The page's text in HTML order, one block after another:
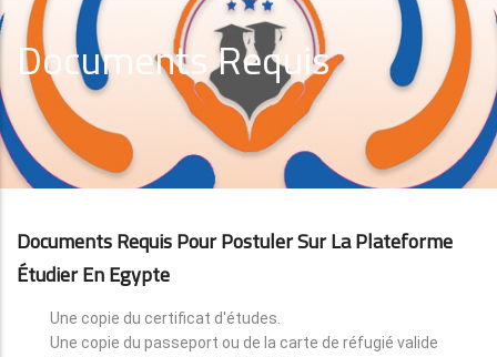
Documents Requis
Documents Requis Pour Postuler Sur La Plateforme
Étudier En Egypte
Une copie du certificat d'études.
Une copie du passeport ou de la carte de réfugié valide